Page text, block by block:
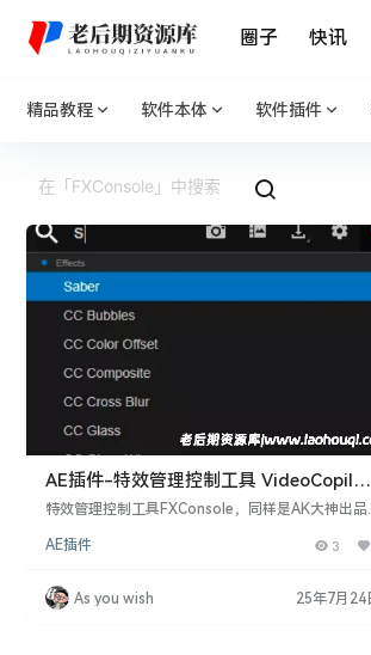
圈子 快讯
精品教程 软件本体 软件插件
AE插件-特效管理控制工具 VideoCopilot
FXConsole+安装教程
特效管理控制工具FXConsole，同样是AK大神出品
21版本，或者更高的版本。主要功能，快速的搜索
+空格键，就可以快速调出插件。还可以保存画面快
照，预览对比效果快照截图；能够快速保存画面静
AE插件 3
As you wish 25年7月24